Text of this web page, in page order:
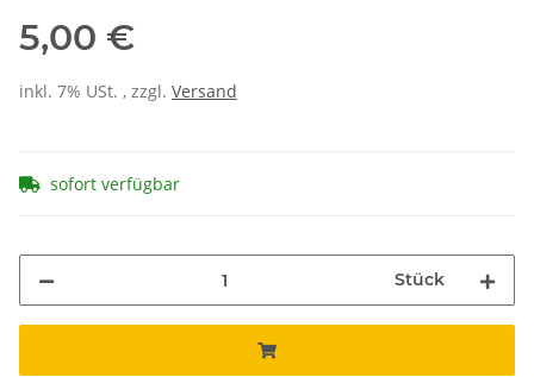
5,00 €
inkl. 7% USt. , zzgl. Versand
sofort verfügbar
Stück